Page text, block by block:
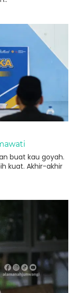
buat kau goyah.
kuat. Akhir-akhir